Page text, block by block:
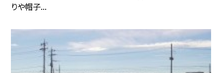
りや帽子...